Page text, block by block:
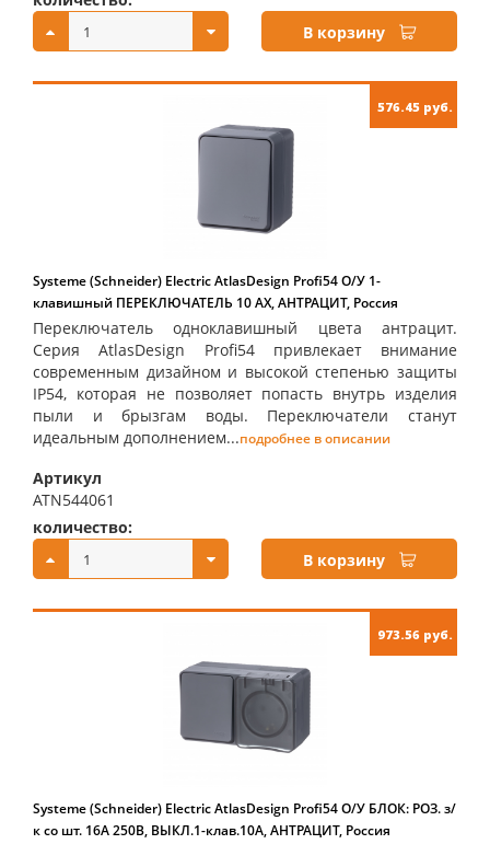
В корзину
576.45 руб.
Systeme (Schneider) Electric AtlasDesign Profi54 О/У 1-
клавишный ПЕРЕКЛЮЧАТЕЛЬ 10 АХ, АНТРАЦИТ, Россия
Переключатель одноклавишный цвета антрацит.
Серия AtlasDesign Profi54 привлекает внимание
современным дизайном и высокой степенью защиты
IP54, которая не позволяет попасть внутрь изделия
пыли и брызгам воды. Переключатели станут
идеальным дополнением...подробнее в описании
Артикул
ATN544061
количество:
В корзину
973.56 руб.
Systeme (Schneider) Electric AtlasDesign Profi54 О/У БЛОК: РОЗ. з/
к со шт. 16А 250B, ВЫКЛ.1-клав.10А, АНТРАЦИТ, Россия